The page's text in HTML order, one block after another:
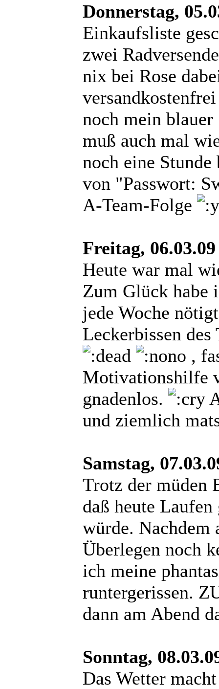
Donnerstag,
Einkaufsliste
zwei
nix bei Rose
noch mein
muß auch mal
noch eine
von "Passwort:
A-Team-Folge
Freitag, 06.03.09
Heute war mal
Zum Glück habe
jede Woche
Leckerbissen
,
Motivationshilfe
gnadenlos.
und ziemlich
Samstag,
Trotz der müden
daß heute
würde. Nachdem
Überlegen noch
ich meine
runtergerissen.
dann am Abend
Sonntag,
Das Wetter